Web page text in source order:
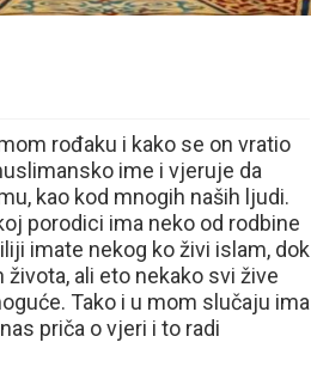
rođaku i kako se on vratio
ime i vjeruje da
kao kod mnogih naših ljudi.
porodici ima neko od rodbine
imate nekog ko živi islam, dok
ali eto nekako svi žive
Tako i u mom slučaju ima
priča o vjeri i to radi